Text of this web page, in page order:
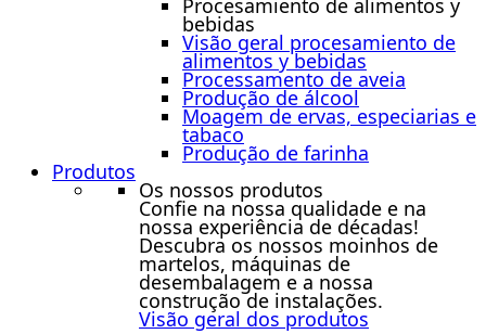
Procesamiento de alimentos y
bebidas
Visão geral procesamiento de
alimentos y bebidas
Processamento de aveia
Produção de álcool
Moagem de ervas, especiarias e
tabaco
Produção de farinha
Produtos
Os nossos produtos
Confie na nossa qualidade e na
nossa experiência de décadas!
Descubra os nossos moinhos de
martelos, máquinas de
desembalagem e a nossa
construção de instalações.
Visão geral dos produtos